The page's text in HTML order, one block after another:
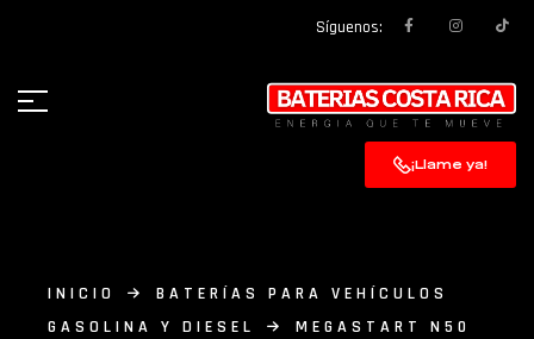
Síguenos:
¡Llame ya!
INICIO
BATERÍAS PARA VEHÍCULOS
GASOLINA Y DIESEL
MEGASTART N50